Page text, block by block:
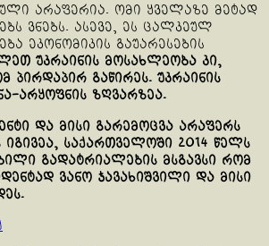
არაფერია. ომი ყველაზე მეტად
ვნებს. ასევე, ეს ცალკეულ
ეკონომიკის გაუარესების
უკრაინის მოსახლეობა კი,
პირდაპირ გაწირეს. უკრაინის
არყოფნის ზღვარზეა.
და მისი გარემოცვა არაფერს
იგივეა, საქართველოში 2014 წელს
გადატრიალების მსგავსი რომ
ვანო ჯავახიშვილი და მისი